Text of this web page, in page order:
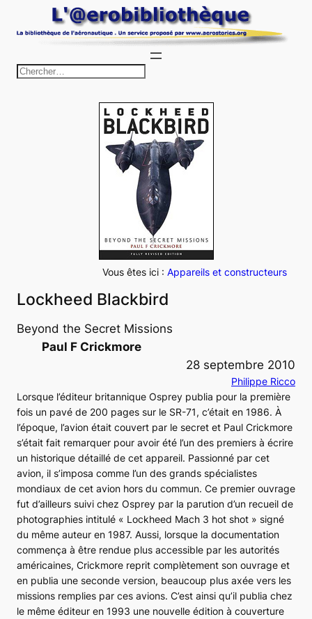
au
c
h
e
r
c
h
e
r
Vous êtes ici : Appareils et constructeurs
Lockheed Blackbird
Beyond the Secret Missions
Paul F Crickmore
28 septembre 2010
Philippe Ricco
Lorsque l’éditeur britannique Osprey publia pour la première
fois un pavé de 200 pages sur le SR-71, c’était en 1986. À
l’époque, l’avion était couvert par le secret et Paul Crickmore
s’était fait remarquer pour avoir été l’un des premiers à écrire
un historique détaillé de cet appareil. Passionné par cet
avion, il s’imposa comme l’un des grands spécialistes
mondiaux de cet avion hors du commun. Ce premier ouvrage
fut d’ailleurs suivi chez Osprey par la parution d’un recueil de
photographies intitulé « Lockheed Mach 3 hot shot » signé
du même auteur en 1987. Aussi, lorsque la documentation
commença à être rendue plus accessible par les autorités
américaines, Crickmore reprit complètement son ouvrage et
en publia une seconde version, beaucoup plus axée vers les
missions remplies par ces avions. C’est ainsi qu’il publia chez
le même éditeur en 1993 une nouvelle édition à couverture